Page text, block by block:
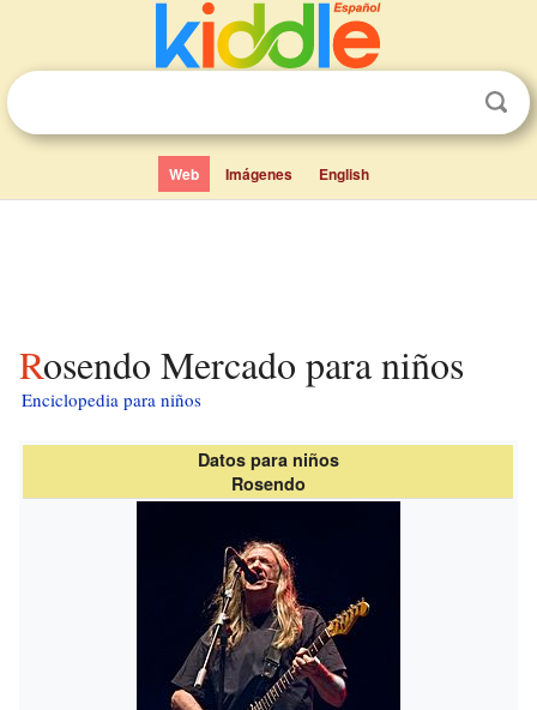
Web Imágenes English
Rosendo Mercado para niños
Enciclopedia para niños
Datos para niños
Rosendo